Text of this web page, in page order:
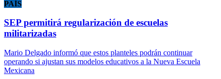
PAÍS
SEP permitirá regularización de escuelas
militarizadas
Mario Delgado informó que estos planteles podrán continuar
operando si ajustan sus modelos educativos a la Nueva Escuela
Mexicana